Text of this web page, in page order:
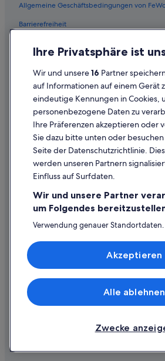
Allgemeine Geschäftsbedingungen von
Barrierefreiheit
Rechtliche Hinweise/Kontakt
Inhaltsrichtlinien und Melden von Inhalten
Hilfe
Hilfe
Flug stornieren
Rückerstattungsdauer
Expedia-Gutschein einlösen
Internationale Reisedokumente
© 2026 Expedia, Inc., ein Unternehmen der
vorbehalten. Expedia und das Expedia-Logo
Ihre Privatsphäre ist
Wir und unsere16 Partner
auf Informationen auf einem Gerät
eindeutige Kennungen in Cookies,
personenbezogene Daten zu
Ihre Präferenzen akzeptieren oder
Sie dazu bitte unten oder
Seite der Datenschutzrichtlinie.
werden unseren Partnern
Einfluss auf Surfdaten.
Wir und unsere Partner
um Folgendes
Verwendung genauer Standortdaten.
Speichern von oder Zugriff auf
Endgerät. Personalisierte Werbung
von Werbeleistung und der
Liste der Partner (Lieferanten)
Zwecke
Alle ablehnen
Akzeptieren